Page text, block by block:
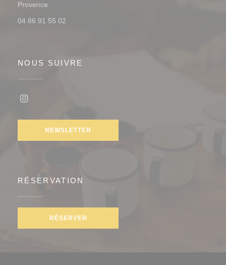
Provence
04 86 91 55 02
NOUS SUIVRE
NEWSLETTER
RÉSERVATION
RÉSERVER